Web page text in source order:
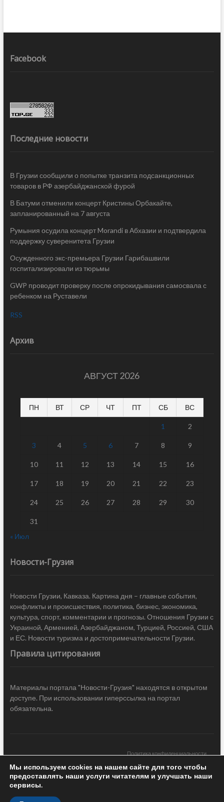
Facebook
Последние новости
В Грузии сообщили о попытке транзита подсанкционных
товаров в РФ азербайджанской фурой
В Батуми отменили концерт Кристины Орбакайте,
запланированный на 7 августа
Румыния осудила концерт Morandi в Абхазии и подтвердила
поддержку суверенитета Грузии
Осужденного экс-премьера Грузии Гарибашвили
госпитализировали из тюрьмы
GWP проводит проверку после опрокидывания самосвала с
ребенком на Руставели
RSS
Архив
АВГУСТ 2026
ПН ВТ СР ЧТ ПТ СБ ВС
1 2
3 4 5 6 7 8 9
10 11 12 13 14 15 16
17 18 19 20 21 22 23
24 25 26 27 28 29 30
31
« Июл
Новости-Грузия
Новости Грузии, Кавказа. Картина дня – главные события,
конфликты и происшествия, политика, бизнес, экономика,
культура, спорт, комментарии и прогнозы. Отношения Грузии с
Украиной, Арменией, Азербайджаном, Турцией, Россией, США
и ЕС. Новости туризма и достопримечательности Грузии.
Правила цитирования
Материалы портала "Новости-Грузия" находятся в открытом
доступе. При использовании гиперссылка на портал
обязательна.
Политика конфиденциальности
Новости Грузии| Black Sea Press LTD © 2020 All Rights Reserved /
Design & development —
Мы используем cookies на нашем сайте для того чтобы
предоставлять наши услуги читателям и улучшать наши
сервисы.